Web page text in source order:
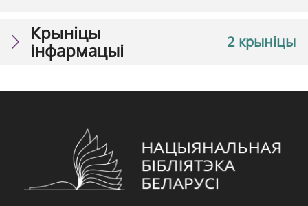
2 крыніцы
Крыніцы
інфармацыі